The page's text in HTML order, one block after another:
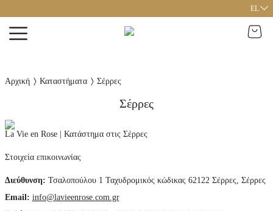
EL
Αρχική Καταστήματα Σέρρες
Σέρρες
La Vie en Rose | Κατάστημα στις Σέρρες
Στοιχεία επικοινωνίας
Διεύθυνση: Τσαλοπούλου 1 Ταχυδρομικός κώδικας 62122 Σέρρες, Σέρρες
Email: info@lavieenrose.com.gr